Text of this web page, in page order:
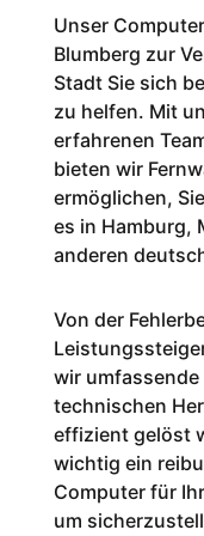
Unser
Blumberg zur
Stadt Sie sich
zu helfen. Mit
erfahrenen
bieten wir
ermöglichen,
es in Hamburg,
anderen
Von der
wir
technischen
effizient gelöst
wichtig ein
Computer für
um